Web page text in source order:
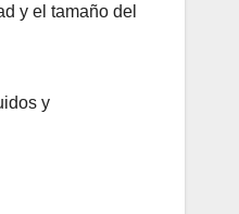
y el tamaño del
y